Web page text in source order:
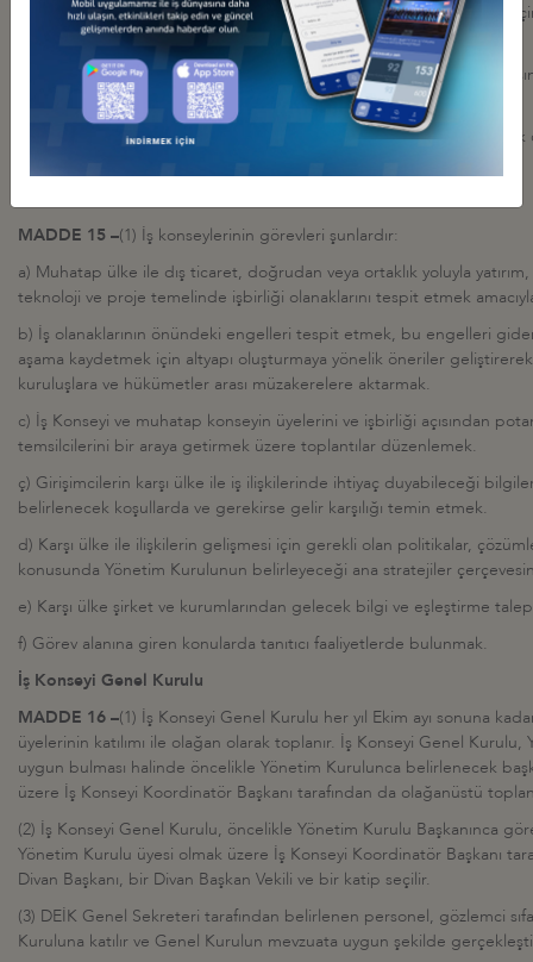
üyelik dondurulur ve üyeliğin dondurulduğu tarihten itibaren iki yıl
ödemeyen üyeler, üyelikten çıkartılır.
(11) Bu Yönetmeliğe aykırı iş konseyi kurulamaz ve bu Yönetmelik
konseyi ibaresi kullanılamaz.
(12) İş konseyleri, DEİK'ten bağımsız bir kişilik izlenimi
MADDE 15 –(1) İş konseylerinin görevleri şunlardır:
a) Muhatap ülke ile dış ticaret, doğrudan veya ortaklık yoluyla
teknoloji ve proje temelinde işbirliği olanaklarını tespit etmek
b) İş olanaklarının önündeki engelleri tespit etmek, bu engelleri
aşama kaydetmek için altyapı oluşturmaya yönelik öneriler
kuruluşlara ve hükümetler arası müzakerelere aktarmak.
c) İş Konseyi ve muhatap konseyin üyelerini ve işbirliği açısından
temsilcilerini bir araya getirmek üzere toplantılar düzenlemek.
ç) Girişimcilerin karşı ülke ile iş ilişkilerinde ihtiyaç duyabileceği
belirlenecek koşullarda ve gerekirse gelir karşılığı temin etmek.
d) Karşı ülke ile ilişkilerin gelişmesi için gerekli olan politikalar,
konusunda Yönetim Kurulunun belirleyeceği ana stratejiler
e) Karşı ülke şirket ve kurumlarından gelecek bilgi ve eşleştirme
f) Görev alanına giren konularda tanıtıcı faaliyetlerde bulunmak.
İş Konseyi Genel Kurulu
MADDE 16 –(1) İş Konseyi Genel Kurulu her yıl Ekim ayı sonuna
üyelerinin katılımı ile olağan olarak toplanır. İş Konseyi Genel
uygun bulması halinde öncelikle Yönetim Kurulunca belirlenecek
üzere İş Konseyi Koordinatör Başkanı tarafından da olağanüstü
(2) İş Konseyi Genel Kurulu, öncelikle Yönetim Kurulu Başkanınca
Yönetim Kurulu üyesi olmak üzere İş Konseyi Koordinatör Başkanı
Divan Başkanı, bir Divan Başkan Vekili ve bir katip seçilir.
(3) DEİK Genel Sekreteri tarafından belirlenen personel, gözlemci
Kuruluna katılır ve Genel Kurulun mevzuata uygun şekilde